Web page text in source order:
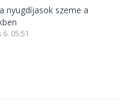
nyugdíjasok szeme a
05:51